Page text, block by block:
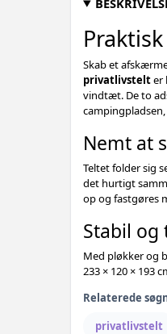
Skab et
privatlivstelter
vindtæt. De to
Nemt at
Teltet folder sig
det hurtigt
op og fastgøres
Stabil
Med pløkker og
233 × 120 × 193
Relaterede
privatlivstelt